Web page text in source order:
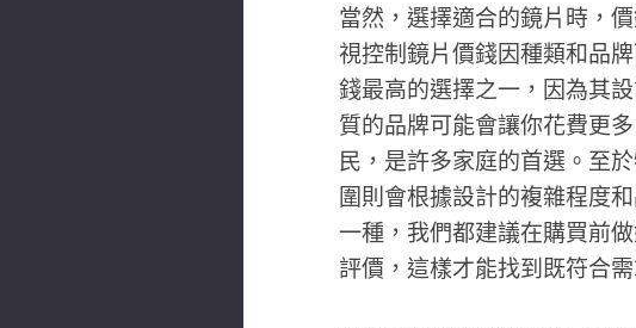
當然，選擇適合的鏡片時，
視控制鏡片價錢因種類和品
錢最高的選擇之一，因為其
質的品牌可能會讓你花費更
民，是許多家庭的首選。至
圍則會根據設計的複雜程度
一種，我們都建議在購買前
評價，這樣才能找到既符合